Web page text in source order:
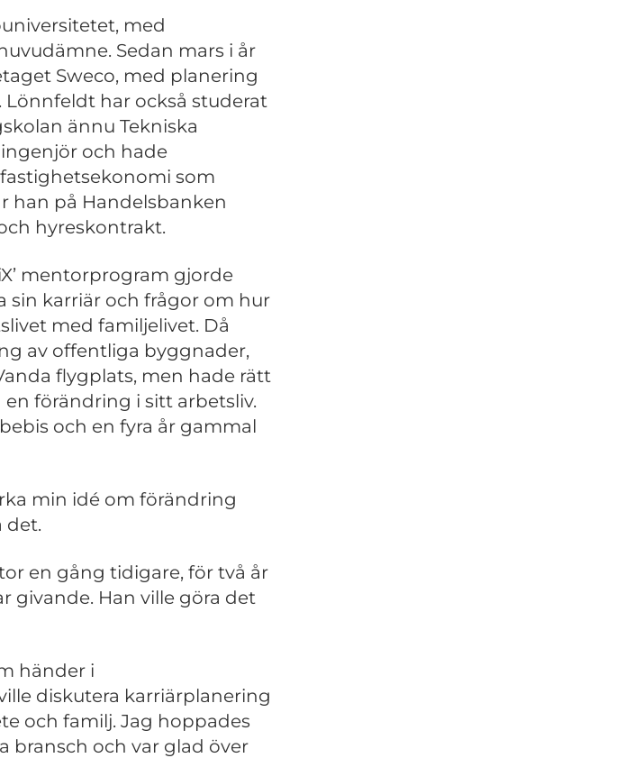
med
Sedan mars i år
Sweco, med planering
har också studerat
ännu Tekniska
och hade
som
han på Handelsbanken
hyreskontrakt.
mentorprogram gjorde
sin karriär och frågor om hur
med familjelivet. Då
av offentliga byggnader,
flygplats, men hade rätt
förändring i sitt arbetsliv.
och en fyra år gammal
min idé om förändring
det.
en gång tidigare, för två år
givande. Han ville göra det
händer i
diskutera karriärplanering
och familj. Jag hoppades
bransch och var glad över